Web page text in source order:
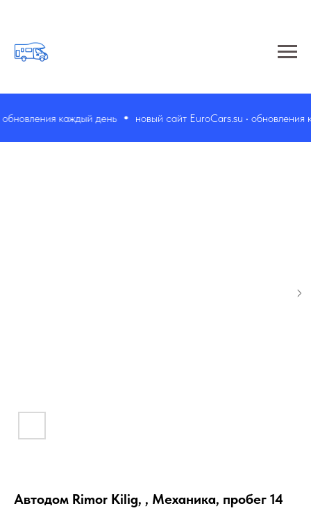
каждый день новый сайт EuroCars.su • обновления
Автодом Rimor Kilig, , Механика, пробег 14